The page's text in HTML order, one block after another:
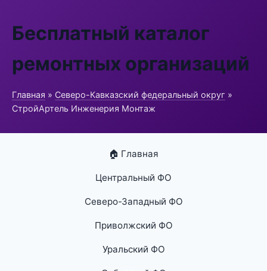
Бесплатный каталог
ремонтных организаций
Главная » Северо-Кавказский федеральный округ »
СтройАртель Инженерия Монтаж
🏠 Главная
Центральный ФО
Северо-Западный ФО
Приволжский ФО
Уральский ФО